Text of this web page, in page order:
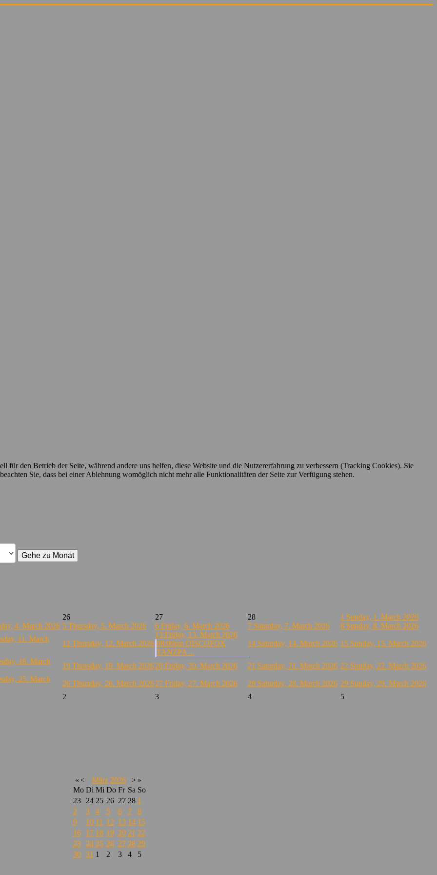
Gehe zu Monat
26 27 28 1 Sunday, 1. March 2026
4. March 2026 5 Thursday, 5. March 2026 6 Friday, 6. March 2026 7 Saturday, 7. March 2026 8 Sunday, 8. March 2026
11. March
12 Thursday, 12. March 2026
13 Friday, 13. March 2026
08:00pm DISCOFOX
TANZPA ...
14 Saturday, 14. March 2026 15 Sunday, 15. March 2026
18. March
19 Thursday, 19. March 202620 Friday, 20. March 2026 21 Saturday, 21. March 2026 22 Sunday, 22. March 2026
25. March
26 Thursday, 26. March 202627 Friday, 27. March 2026 28 Saturday, 28. March 2026 29 Sunday, 29. March 2026
2 3 4
5
« < März 2026 > »
Mo Di Mi Do Fr Sa So
23
24 25 26 27 28 1
2
3 4 5 6 7
8
9
10 11 12 13 14 15
16
17 18 19 20 21 22
23
24 25 26 27 28 29
30
31 1 2 3 4 5
für den Betrieb der Seite, während andere uns helfen, diese Website und die Nutzererfahrung zu verbessern (Tracking Cookies). Sie
Sie, dass bei einer Ablehnung womöglich nicht mehr alle Funktionalitäten der Seite zur Verfügung stehen.